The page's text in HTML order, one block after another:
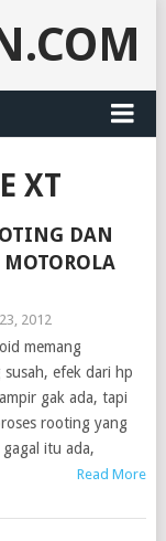
XT
DAN
2012
memang
efek dari hp
gak ada, tapi
rooting yang
itu ada,
Read More